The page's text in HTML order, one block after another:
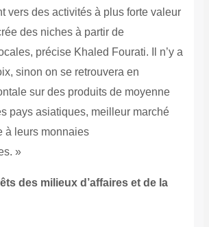
vers des activités à plus forte valeur
des niches à partir de
précise Khaled Fourati. Il n’y a
sinon on se retrouvera en
sur des produits de moyenne
pays asiatiques, meilleur marché
à leurs monnaies
»
des milieux d’affaires et de la